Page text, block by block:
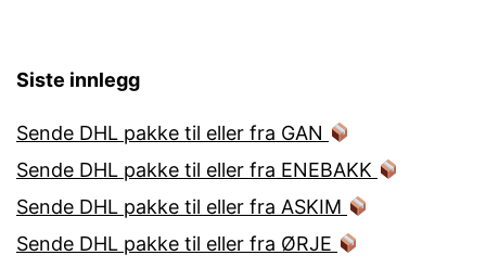
Siste innlegg
Sende DHL pakke til eller fra GAN
Sende DHL pakke til eller fra ENEBAKK
Sende DHL pakke til eller fra ASKIM
Sende DHL pakke til eller fra ØRJE